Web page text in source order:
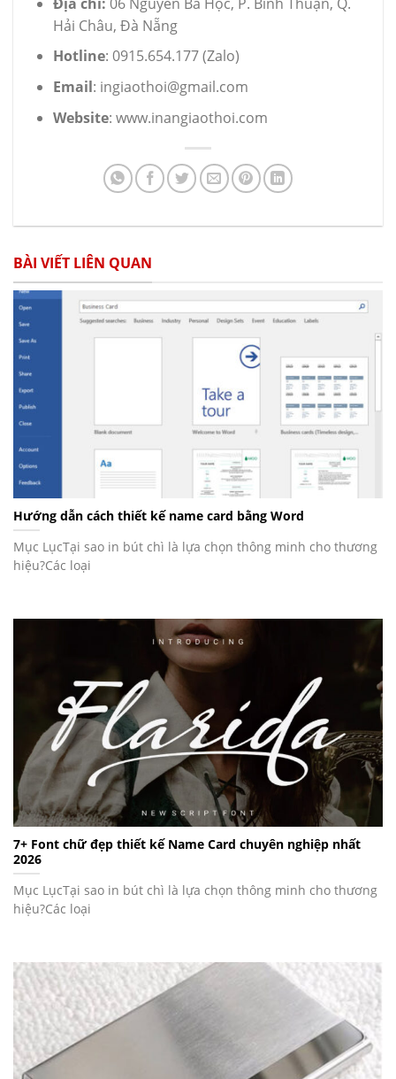
Hải Châu, Đà Nẵng
Hotline: 0915.654.177 (Zalo)
Email: ingiaothoi@gmail.com
Website: www.inangiaothoi.com
BÀI VIẾT LIÊN QUAN
Hướng dẫn cách thiết kế name card bằng Word
Mục LụcTại sao in bút chì là lựa chọn thông minh cho thương
hiệu?Các loại
7+ Font chữ đẹp thiết kế Name Card chuyên nghiệp nhất
2026
Mục LụcTại sao in bút chì là lựa chọn thông minh cho thương
hiệu?Các loại